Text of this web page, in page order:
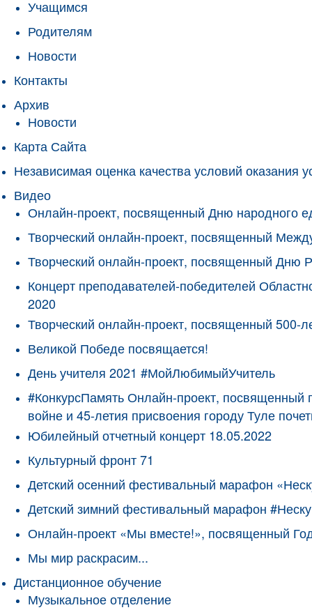
Учащимся
Родителям
Новости
Контакты
Архив
Новости
Карта Сайта
Независимая оценка качества условий оказания
Видео
Онлайн-проект, посвященный Дню народного
Творческий онлайн-проект, посвященный
Творческий онлайн-проект, посвященный Дню
Концерт преподавателей-победителей
2020
Творческий онлайн-проект, посвященный 500-
Великой Победе посвящается!
День учителя 2021 #МойЛюбимыйУчитель
#КонкурсПамять Онлайн-проект,
войне и 45-летия присвоения городу Туле
Юбилейный отчетный концерт 18.05.2022
Культурный фронт 71
Детский осенний фестивальный марафон
Детский зимний фестивальный марафон
Онлайн-проект «Мы вместе!», посвященный
Мы мир раскрасим...
Дистанционное обучение
Музыкальное отделение